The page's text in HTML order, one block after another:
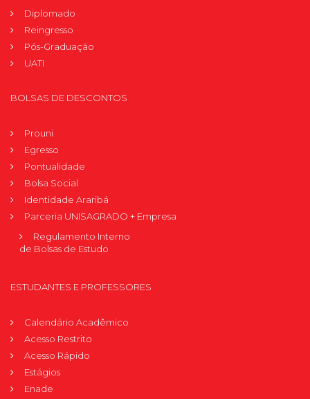
Diplomado
Reingresso
Pós-Graduação
UATI
BOLSAS DE DESCONTOS
Prouni
Egresso
Pontualidade
Bolsa Social
Identidade Araribá
Parceria UNISAGRADO + Empresa
Regulamento Interno
de Bolsas de Estudo
ESTUDANTES E PROFESSORES
Calendário Acadêmico
Acesso Restrito
Acesso Rápido
Estágios
Enade